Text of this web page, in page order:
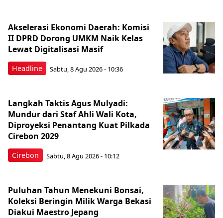
Headline
Akselerasi Ekonomi Daerah: Komisi
II DPRD Dorong UMKM Naik Kelas
Lewat Digitalisasi Masif
Sabtu, 8 Agu 2026 - 10:36
Cirebon
Langkah Taktis Agus Mulyadi:
Mundur dari Staf Ahli Wali Kota,
Diproyeksi Penantang Kuat Pilkada
Cirebon 2029
Sabtu, 8 Agu 2026 - 10:12
Puluhan Tahun Menekuni Bonsai,
Koleksi Beringin Milik Warga Bekasi
Diakui Maestro Jepang